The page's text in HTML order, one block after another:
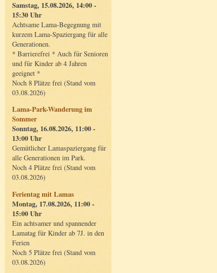
Samstag, 15.08.2026, 14:00 -
15:30 Uhr
Achtsame Lama-Begegnung mit
kurzem Lama-Spaziergang für alle
Generationen.
* Barrierefrei * Auch für Senioren
und für Kinder ab 4 Jahren
geeignet *
Noch 8 Plätze frei (Stand vom
03.08.2026)
Lama-Park-Wanderung im
Sommer
Sonntag, 16.08.2026, 11:00 -
13:00 Uhr
Gemütlicher Lamaspaziergang für
alle Generationen im Park.
Noch 4 Plätze frei (Stand vom
03.08.2026)
Ferientag mit Lamas
Montag, 17.08.2026, 11:00 -
15:00 Uhr
Ein achtsamer und spannender
Lamatag für Kinder ab 7J. in den
Ferien
Noch 5 Plätze frei (Stand vom
03.08.2026)